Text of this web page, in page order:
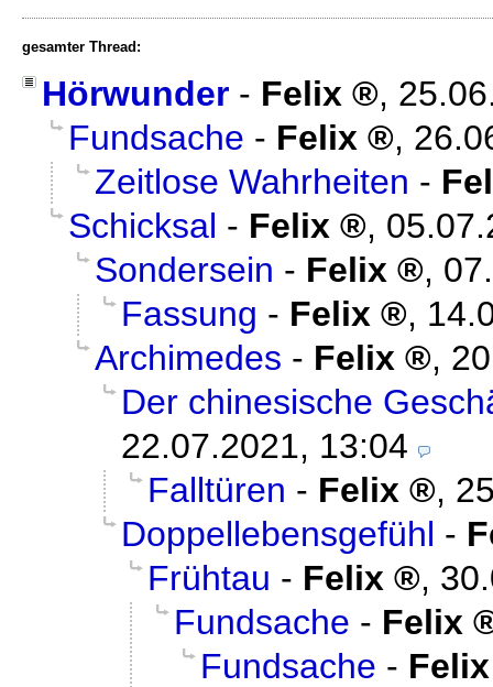
gesamter Thread:
Hörwunder - Felix ,
Fundsache - Felix ,
Zeitlose Wahrheiten -
Schicksal - Felix ,
Sondersein - Felix ,
Fassung - Felix ,
Archimedes - Felix ,
Der chinesische
22.07.2021, 13:04
Falltüren - Felix ,
Doppellebensgefühl -
Frühtau - Felix ,
Fundsache - Felix
Fundsache - Felix